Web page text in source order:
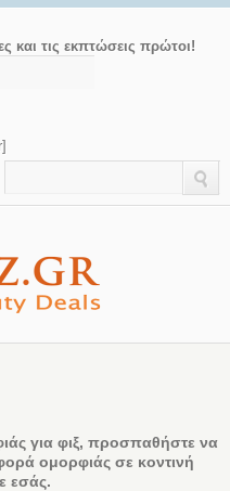
και τις εκπτώσεις πρώτοι!
για φιξ, προσπαθήστε να
ομορφιάς σε κοντινή
εσάς.